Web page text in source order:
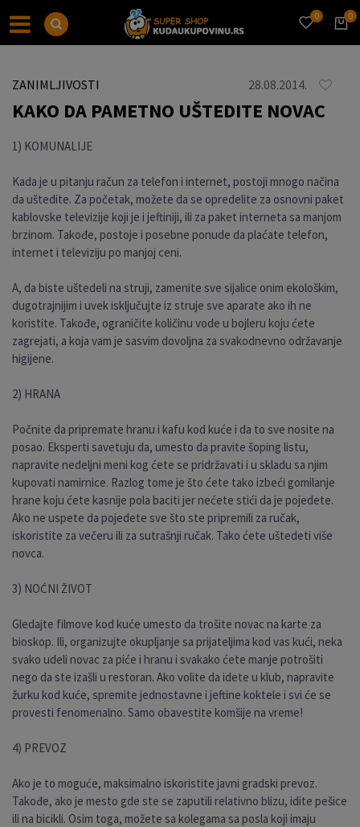
0
0
ZANIMLJIVOSTI 28.08.2014.
KAKO DA PAMETNO UŠTEDITE NOVAC
1) KOMUNALIJE
Kada je u pitanju račun za telefon i internet, postoji mnogo načina
da uštedite. Za početak, možete da se opredelite za osnovni paket
kablovske televizije koji je i jeftiniji, ili za paket interneta sa manjom
brzinom. Takođe, postoje i posebne ponude da plaćate telefon,
internet i televiziju po manjoj ceni.
A, da biste uštedeli na struji, zamenite sve sijalice onim ekološkim,
dugotrajnijim i uvek isključujte iz struje sve aparate ako ih ne
koristite. Takođe, ograničite količinu vode u bojleru koju ćete
zagrejati, a koja vam je sasvim dovoljna za svakodnevno održavanje
higijene.
2) HRANA
Počnite da pripremate hranu i kafu kod kuće i da to sve nosite na
posao. Eksperti savetuju da, umesto da pravite šoping listu,
napravite nedeljni meni kog ćete se pridržavati i u skladu sa njim
kupovati namirnice. Razlog tome je što ćete tako izbeći gomilanje
hrane koju ćete kasnije pola baciti jer nećete stići da je pojedete.
Ako ne uspete da pojedete sve što ste pripremili za ručak,
iskoristite za večeru ili za sutrašnji ručak. Tako ćete uštedeti više
novca.
3) NOĆNI ŽIVOT
Gledajte filmove kod kuće umesto da trošite novac na karte za
bioskop. Ili, organizujte okupljanje sa prijateljima kod vas kući, neka
svako udeli novac za piće i hranu i svakako ćete manje potrošiti
nego da ste izašli u restoran. Ako volite da idete u klub, napravite
žurku kod kuće, spremite jednostavne i jeftine koktele i svi će se
provesti fenomenalno. Samo obavestite komšije na vreme!
4) PREVOZ
Ako je to moguće, maksimalno iskoristite javni gradski prevoz.
Takođe, ako je mesto gde ste se zaputili relativno blizu, idite pešice
ili na bicikli. Osim toga, možete sa kolegama sa posla koji imaju